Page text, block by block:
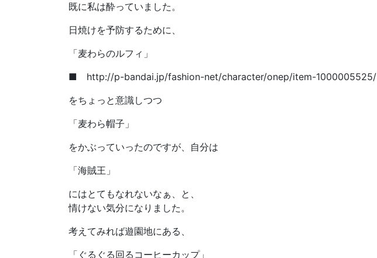
既に私は酔っていました。
日焼けを予防するために、
「麦わらのルフィ」
■ http://p-bandai.jp/fashion-net/character/onep/item-1000005525/
をちょっと意識しつつ
「麦わら帽子」
をかぶっていったのですが、自分は
「海賊王」
にはとてもなれないなぁ、と、
情けない気分になりました。
考えてみれば遊園地にある、
「ぐるぐる回るコーヒーカップ」